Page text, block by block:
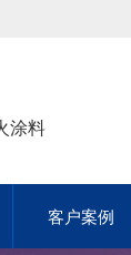
涂料
客户案例
客户案例